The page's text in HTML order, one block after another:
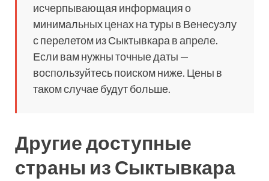
исчерпывающая информация о
минимальных ценах на туры в Венесуэлу
с перелетом из Сыктывкара в апреле.
Если вам нужны точные даты —
воспользуйтесь поиском ниже. Цены в
таком случае будут больше.
Другие доступные
страны из Сыктывкара